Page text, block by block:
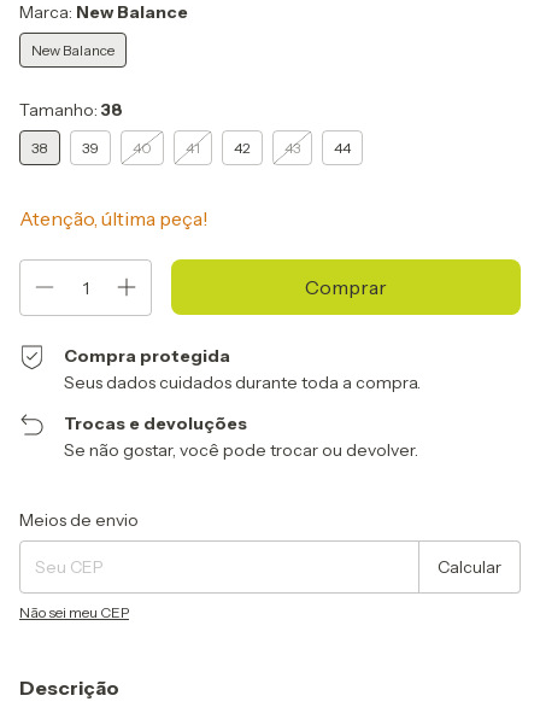
Marca: New Balance
New Balance
Tamanho: 38
38 39 40 41 42 43 44
Atenção, última peça!
Compra protegida
Seus dados cuidados durante toda a compra.
Trocas e devoluções
Se não gostar, você pode trocar ou devolver.
Entregas para o CEP:
Meios de envio
Calcular
Não sei meu CEP
Descrição